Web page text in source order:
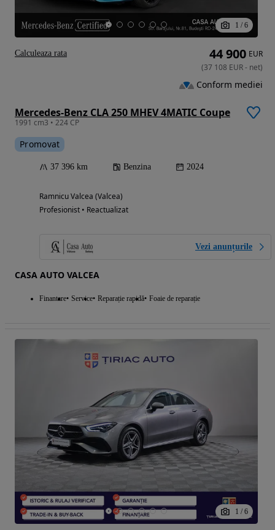
1 / 6
Mercedes-Benz CLA 250 MHEV 4MATIC Coupe
1991 cm3 • 224 CP
Promovat
37 396 km Benzina 2024
Ramnicu Valcea (Valcea)
Profesionist • Reactualizat
Vezi anunțurile
CASA AUTO VALCEA
Finantare Service Reparație rapidă Foaie de reparație
44 900 EUR
(37 108 EUR- net)
Conform mediei
Calculeaza rata
1 / 6